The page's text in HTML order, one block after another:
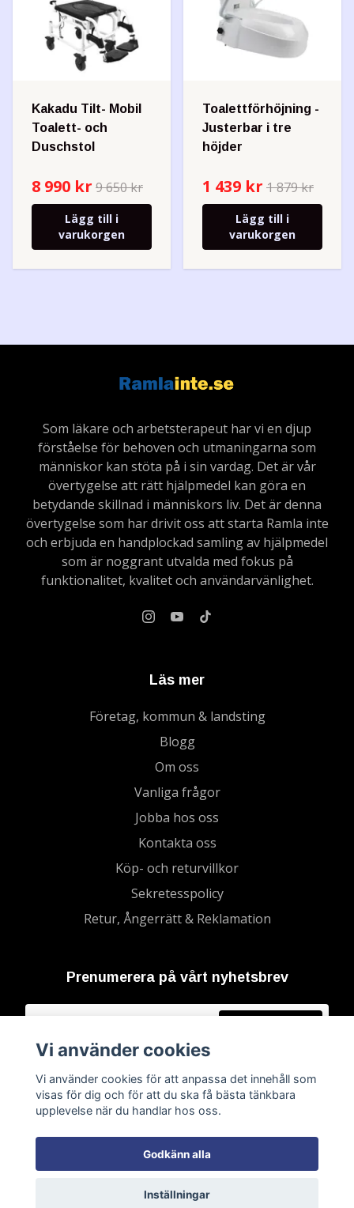
Kakadu Tilt- Mobil
Toalett- och
Duschstol
8 990 kr 9 650 kr
Lägg till i
varukorgen
Toalettförhöjning -
Justerbar i tre
höjder
1 439 kr 1 879 kr
Lägg till i
varukorgen
Som läkare och arbetsterapeut har vi en djup
förståelse för behoven och utmaningarna som
människor kan stöta på i sin vardag. Det är vår
övertygelse att rätt hjälpmedel kan göra en
betydande skillnad i människors liv. Det är denna
övertygelse som har drivit oss att starta Ramla inte
och erbjuda en handplockad samling av hjälpmedel
som är noggrant utvalda med fokus på
funktionalitet, kvalitet och användarvänlighet.
Läs mer
Företag, kommun & landsting
Blogg
Om oss
Vanliga frågor
Jobba hos oss
Kontakta oss
Köp- och returvillkor
Sekretesspolicy
Retur, Ångerrätt & Reklamation
Prenumerera på vårt nyhetsbrev
© 2026 Ramla inte AB
Vi använder cookies
Vi använder cookies för att anpassa det innehåll som
visas för dig och för att du ska få bästa tänkbara
upplevelse när du handlar hos oss.
Godkänn alla
Inställningar